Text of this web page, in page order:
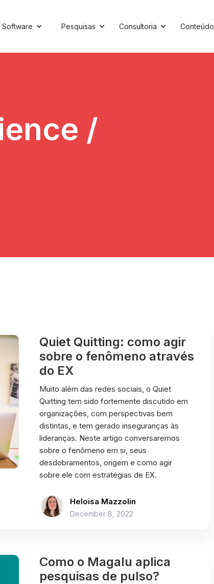
Software Pesquisas Consultoria Conteúdo
/
Quiet Quitting: como agir
sobre o fenômeno através
do EX
Muito além das redes sociais, o Quiet
Quitting tem sido fortemente discutido em
organizações, com perspectivas bem
distintas, e tem gerado inseguranças às
lideranças. Neste artigo conversaremos
sobre o fenômeno em si, seus
desdobramentos, origem e como agir
sobre ele com estratégias de EX.
Heloisa Mazzolin
December 8, 2022
Como o Magalu aplica
pesquisas de pulso?